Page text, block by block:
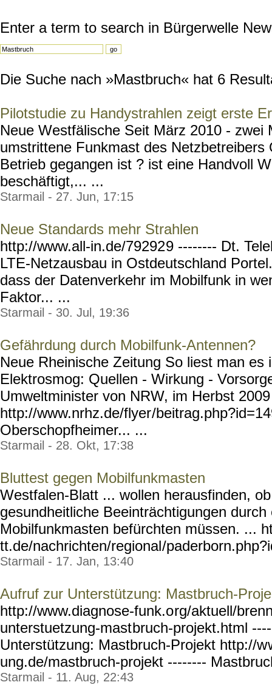
Enter a term to search in Bürgerwelle
Die Suche nach »Mastbruch« hat 6
Pilotstudie zu Handystrahlen zeigt erste
Neue Westfälische Seit März 2010 - zwei
umstrittene Funkmast des Netzbetreibers
Betrieb gegangen ist ? ist eine Handvoll
beschäftigt,... ...
Starmail - 27. Jun, 17:15
Neue Standards mehr Strahlen
http://www.all-in.de/792929 -------- Dt.
LTE-Netzausbau in Ostdeutschland
dass der Datenverkehr im Mobilfunk in
Faktor... ...
Starmail - 30. Jul, 19:36
Gefährdung durch Mobilfunk-Antennen?
Neue Rheinische Zeitung So liest man es
Elektrosmog: Quellen - Wirkung -
Umweltminister von NRW, im Herbst
http://www.nrhz.de/flyer/
Oberschopfheimer... ...
Starmail - 28. Okt, 17:38
Bluttest gegen Mobilfunkmasten
Westfalen-Blatt ... wollen herausfinden,
gesundheitliche Beeinträchtigungen
Mobilfunkmasten befürchten müssen. ...
tt.de/nachrichten/regional/
Starmail - 17. Jan, 13:40
Aufruf zur Unterstützung: Mastbruch-
http://www.diagnose-funk.org/aktuell/
unterstuetzung-mastbruch-projekt.html
Unterstützung: Mastbruch-Projekt http://w
ung.de/mastbruch-projekt --------
Starmail - 11. Aug, 22:43